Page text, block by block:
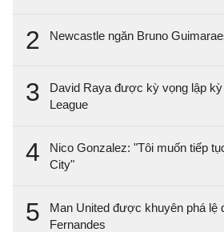
2 Newcastle ngăn Bruno
3
David Raya được kỳ vọng lập
League
4
Nico Gonzalez: "Tôi muốn tiếp
City"
5
Man United được khuyên phá lệ
Fernandes